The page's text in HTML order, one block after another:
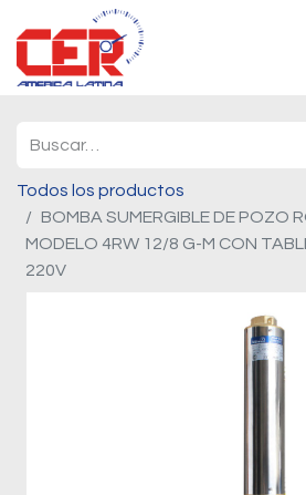
Todos los productos
BOMBA SUMERGIBLE DE POZO
MODELO 4RW 12/8 G-M CON
220V